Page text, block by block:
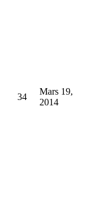
34
Mars 19,
2014